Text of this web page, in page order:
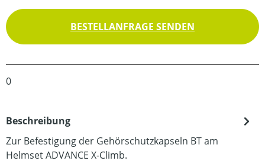
BESTELLANFRAGE SENDEN
0
Beschreibung
Zur Befestigung der Gehörschutzkapseln BT am
Helmset ADVANCE X-Climb.